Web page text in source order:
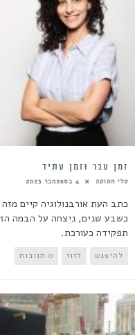
זְמַן עָבַר וּזְמַן עָתִיד
טלי חתוקה 4 בספטמבר 2023
כתב העת אורבנולוגיה קיים
כשבע שנים, ניצחה על הבמה
תפקידה כעורכת.
להיפגש לזוז 0 תגובות